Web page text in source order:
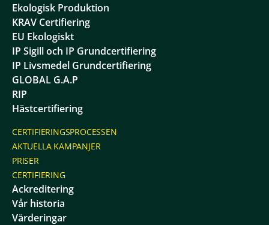
Ekologisk Produktion
KRAV Certifiering
EU Ekologiskt
IP Sigill och IP Grundcertifiering
IP Livsmedel Grundcertifiering
GLOBAL G.A.P
RIP
Hästcertifiering
CERTIFIERINGSPROCESSEN
AKTUELLA KAMPANJER
PRISER
CERTIFIERING
Ackreditering
Vår historia
Värderingar